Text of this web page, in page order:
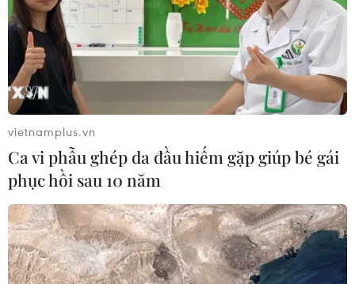
vietnamplus.vn
Ca vi phẫu ghép da đầu hiếm gặp giúp bé gái
phục hồi sau 10 năm